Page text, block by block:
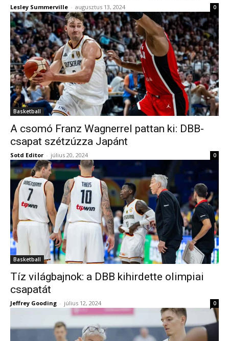
Lesley Summerville - augusztus 13, 2024 0
Basketball
A csomó Franz Wagnerrel pattan ki: DBB-
csapat szétzúzza Japánt
Sotd Editor - július 20, 2024 0
Basketball
Tíz világbajnok: a DBB kihirdette olimpiai
csapatát
Jeffrey Gooding - július 12, 2024 0